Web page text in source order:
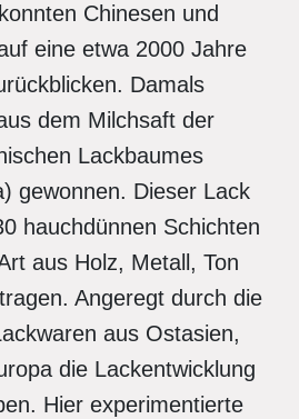
Chinesen und
eine etwa 2000 Jahre
Damals
dem Milchsaft der
Lackbaumes
gewonnen. Dieser Lack
hauchdünnen Schichten
aus Holz, Metall, Ton
Angeregt durch die
aus Ostasien,
die Lackentwicklung
Hier experimentierte